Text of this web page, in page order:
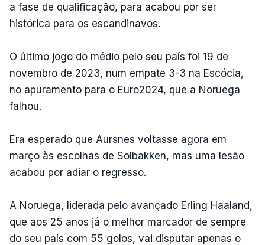
a fase de qualificação, para acabou por ser
histórica para os escandinavos.
O último jogo do médio pelo seu país foi 19 de
novembro de 2023, num empate 3-3 na Escócia,
no apuramento para o Euro2024, que a Noruega
falhou.
Era esperado que Aursnes voltasse agora em
março às escolhas de Solbakken, mas uma lesão
acabou por adiar o regresso.
A Noruega, liderada pelo avançado Erling Haaland,
que aos 25 anos já o melhor marcador de sempre
do seu país com 55 golos, vai disputar apenas o